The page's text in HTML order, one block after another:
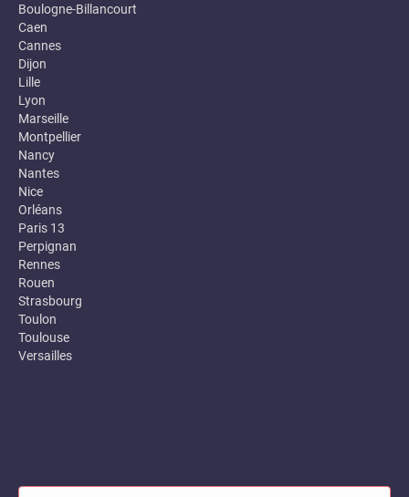
Boulogne-Billancourt
Caen
Cannes
Dijon
Lille
Lyon
Marseille
Montpellier
Nancy
Nantes
Nice
Orléans
Paris 13
Perpignan
Rennes
Rouen
Strasbourg
Toulon
Toulouse
Versailles